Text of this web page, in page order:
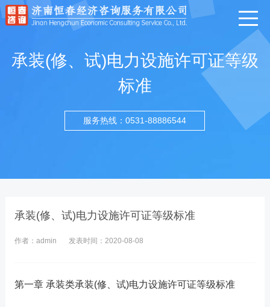
承装(修、试)电力设施许可证等级
标准
服务热线：0531-88886544
承装(修、试)电力设施许可证等级标准
作者：admin 发表时间：2020-08-08
第一章 承装类承装(修、试)电力设施许可证等级标准